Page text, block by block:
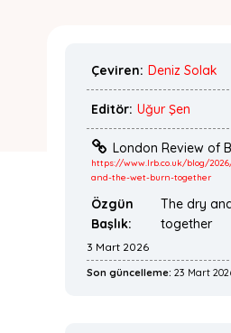
Çeviren: Deniz Solak
Editör: Uğur Şen
London Review of
https://www.lrb.co.uk/blog/
and-the-wet-burn-together
Özgün
Başlık:
The dry
together
3 Mart 2026
Son güncelleme: 23 Mart